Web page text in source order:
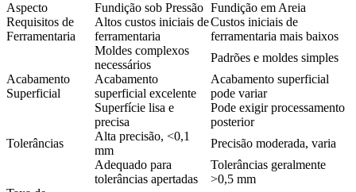
Aspecto Fundição sob Pressão Fundição em Areia
Requisitos de
Ferramentaria
Altos custos iniciais de
ferramentaria
Custos iniciais de
ferramentaria mais baixos
Moldes complexos
necessários
Padrões e moldes simples
Acabamento
Superficial
Acabamento
superficial excelente
Acabamento superficial
pode variar
Superfície lisa e
precisa
Pode exigir processamento
posterior
Tolerâncias
Alta precisão, <0,1
mm
Precisão moderada, varia
Adequado para
tolerâncias apertadas
Tolerâncias geralmente
>0,5 mm